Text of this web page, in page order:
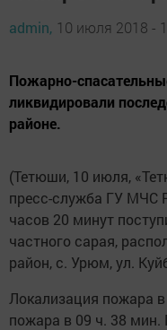
admin, 10 июля 2018 -
Пожарно-
ликвидировали
районе.
(Тетюши, 10 июля,
пресс-служба ГУ МЧС
часов 20 минут
частного сарая,
район, с. Урюм, ул.
Локализация пожара
пожара в 09 ч. 38